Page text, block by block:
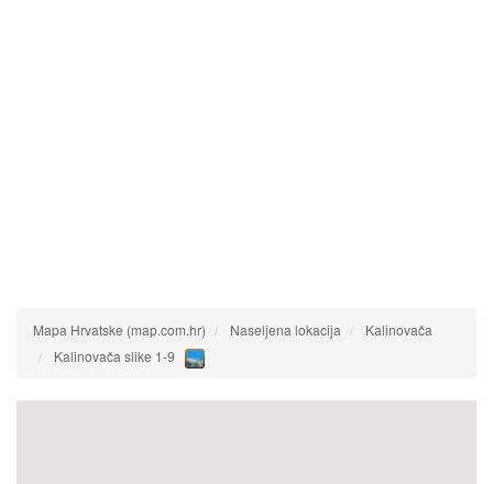
Mapa Hrvatske (map.com.hr) Naseljena lokacija
Kalinovača
Kalinovača slike 1-9